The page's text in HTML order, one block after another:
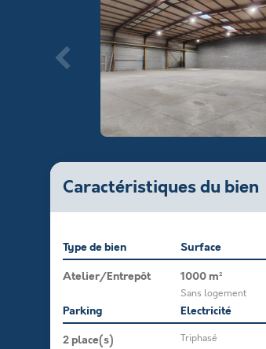
Caractéristiques du bien
Type de bien
Atelier/Entrepôt
Surface
1000 m²
Sans logement
Parking
2 place(s)
Electricité
Triphasé